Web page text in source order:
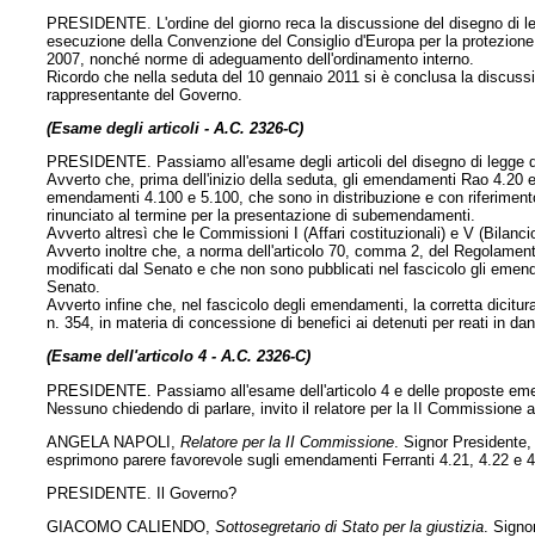
PRESIDENTE. L'ordine del giorno reca la discussione del disegno
esecuzione della Convenzione del Consiglio d'Europa per la
2007, nonché norme di adeguamento dell'ordinamento interno.
Ricordo che nella seduta del 10 gennaio 2011 si è conclusa la
rappresentante del Governo.
(Esame degli articoli - A.C. 2326-C)
PRESIDENTE. Passiamo all'esame degli articoli del disegno di
Avverto che, prima dell'inizio della seduta, gli emendamenti Rao
emendamenti 4.100 e 5.100, che sono in distribuzione e con
rinunciato al termine per la presentazione di subemendamenti.
Avverto altresì che le Commissioni I (Affari costituzionali) e V
Avverto inoltre che, a norma dell'articolo 70, comma 2, del
modificati dal Senato e che non sono pubblicati nel fascicolo gli
Senato.
Avverto infine che, nel fascicolo degli emendamenti, la corretta
n. 354, in materia di concessione di benefici ai detenuti per reati in
(Esame dell'articolo 4 - A.C. 2326-C)
PRESIDENTE. Passiamo all'esame dell'articolo 4 e delle proposte
Nessuno chiedendo di parlare, invito il relatore per la II Commissione
ANGELA NAPOLI,Relatore per la II Commissione . Signor
esprimono parere favorevole sugli emendamenti Ferranti 4.21, 4.22 e
PRESIDENTE. Il Governo?
GIACOMO CALIENDO,Sottosegretario di Stato per la giustizia.